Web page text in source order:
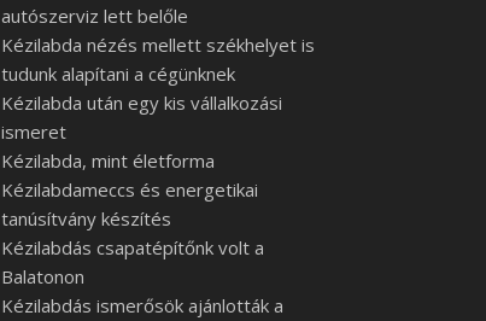
autószerviz lett belőle
Kézilabda nézés mellett székhelyet is
tudunk alapítani a cégünknek
Kézilabda után egy kis vállalkozási
ismeret
Kézilabda, mint életforma
Kézilabdameccs és energetikai
tanúsítvány készítés
Kézilabdás csapatépítőnk volt a
Balatonon
Kézilabdás ismerősök ajánlották a